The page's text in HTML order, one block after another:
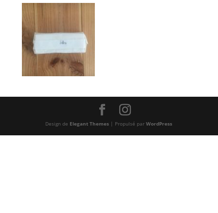
Design de Elegant Themes | Propulsé parWordPress